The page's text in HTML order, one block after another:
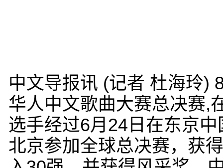
中文导报讯 (记者 杜海玲)
华人中文歌曲大赛总决赛,
选手经过6月24日在东京
北京参加全球总决赛，获